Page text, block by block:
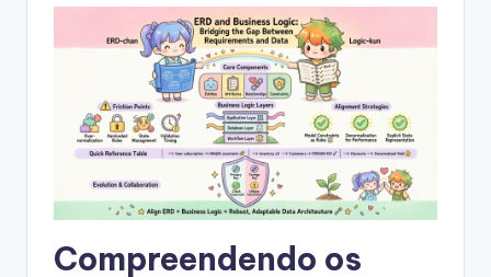
Compreendendo os